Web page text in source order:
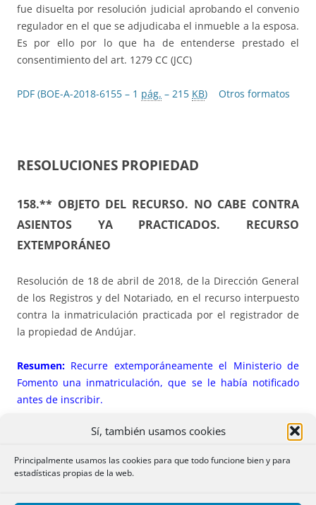
Sí, también usamos cookies
Principalmente usamos las cookies para que todo funcione bien y para
estadísticas propias de la web.
fue disuelta por resolución judicial aprobando el convenio
regulador en el que se adjudicaba el inmueble a la esposa.
Es por ello por lo que ha de entenderse prestado el
consentimiento del art. 1279 CC (JCC)
PDF (BOE-A-2018-6155 – 1 pág. – 215 KB) Otros formatos
RESOLUCIONES PROPIEDAD
158.** OBJETO DEL RECURSO. NO CABE CONTRA
ASIENTOS YA PRACTICADOS. RECURSO
EXTEMPORÁNEO
Resolución de 18 de abril de 2018, de la Dirección General
de los Registros y del Notariado, en el recurso interpuesto
contra la inmatriculación practicada por el registrador de
la propiedad de Andújar.
Resumen: Recurre extemporáneamente el Ministerio de
Fomento una inmatriculación, que se le había notificado
antes de inscribir.
: se presenta escritura de herencia solicitando la
el sur con vía de servicio, carretera de Andújar.
Elregistradornotificó al Ministerio de Fomento, colindante